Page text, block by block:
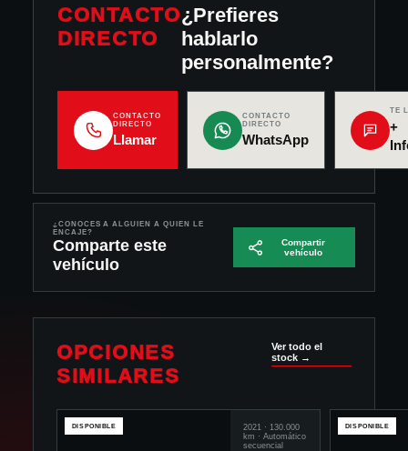
CONTACTO
DIRECTO
¿Prefieres
hablarlo
personalmente?
CONTACTO
DIRECTO
Llamar
CONTACTO
DIRECTO
WhatsApp
TE
+
¿CONOCES A ALGUIEN A QUIEN LE
ENCAJE?
Comparte este
vehículo
Compartir
vehículo
OPCIONES
SIMILARES
Ver todo el
stock →
DISPONIBLE 2021· 130.000
km · Automático
secuencial
DISPONIBLE